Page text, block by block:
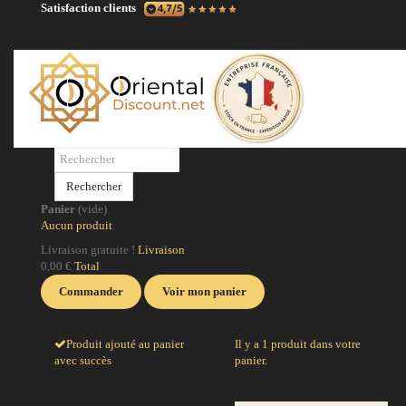
Satisfaction clients
Rechercher
Panier (vide)
Aucun produit
Livraison gratuite ! Livraison
0,00 € Total
Commander
Voir mon panier
Produit ajouté au panier
avec succès
Il y a 1 produit dans votre
panier.